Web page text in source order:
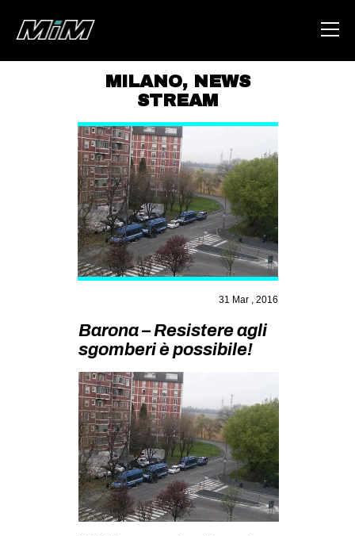
HOME
ABOUT
AREA
DEGENERAZIONE
GAZA FREESTYLE
CSOA LAMBRETTA
MSM
STUDENTI TSUNAMI
ZAM
MOBILITAZIONI
SPAZI
SPORT POPOLARE
MOVIMENTI
AMBIENTE
MILANO, NEWS
STREAM
31 Mar , 2016
Barona – Resistere agli
sgomberi è possibile!